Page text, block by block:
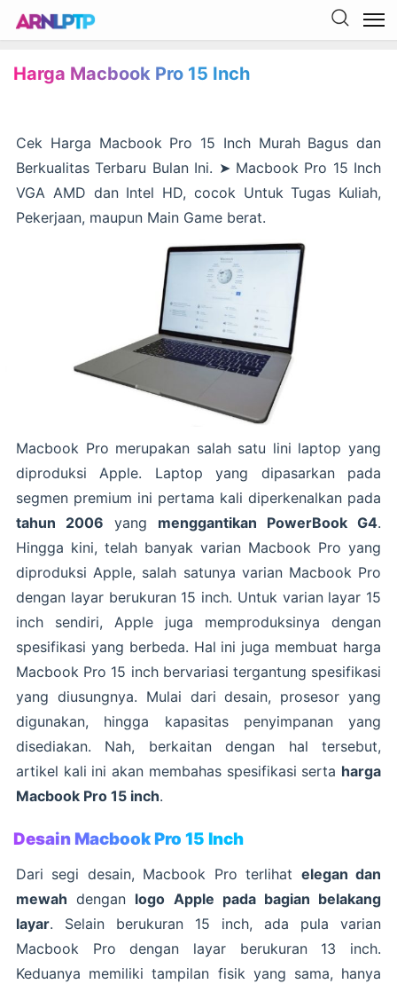
Harga Macbook Pro 15 Inch
Cek Harga Macbook Pro 15 Inch Murah Bagus dan
Berkualitas Terbaru Bulan Ini. ➤ Macbook Pro 15 Inch
VGA AMD dan Intel HD, cocok Untuk Tugas Kuliah,
Pekerjaan, maupun Main Game berat.
Macbook Pro merupakan salah satu lini laptop yang
diproduksi Apple. Laptop yang dipasarkan pada
segmen premium ini pertama kali diperkenalkan pada
tahun 2006 yang menggantikan PowerBook G4.
Hingga kini, telah banyak varian Macbook Pro yang
diproduksi Apple, salah satunya varian Macbook Pro
dengan layar berukuran 15 inch. Untuk varian layar 15
inch sendiri, Apple juga memproduksinya dengan
spesifikasi yang berbeda. Hal ini juga membuat harga
Macbook Pro 15 inch bervariasi tergantung spesifikasi
yang diusungnya. Mulai dari desain, prosesor yang
digunakan, hingga kapasitas penyimpanan yang
disediakan. Nah, berkaitan dengan hal tersebut,
artikel kali ini akan membahas spesifikasi serta harga
Macbook Pro 15 inch.
Desain Macbook Pro 15 Inch
Dari segi desain, Macbook Pro terlihat elegan dan
mewah dengan logo Apple pada bagian belakang
layar. Selain berukuran 15 inch, ada pula varian
Macbook Pro dengan layar berukuran 13 inch.
Keduanya memiliki tampilan fisik yang sama, hanya